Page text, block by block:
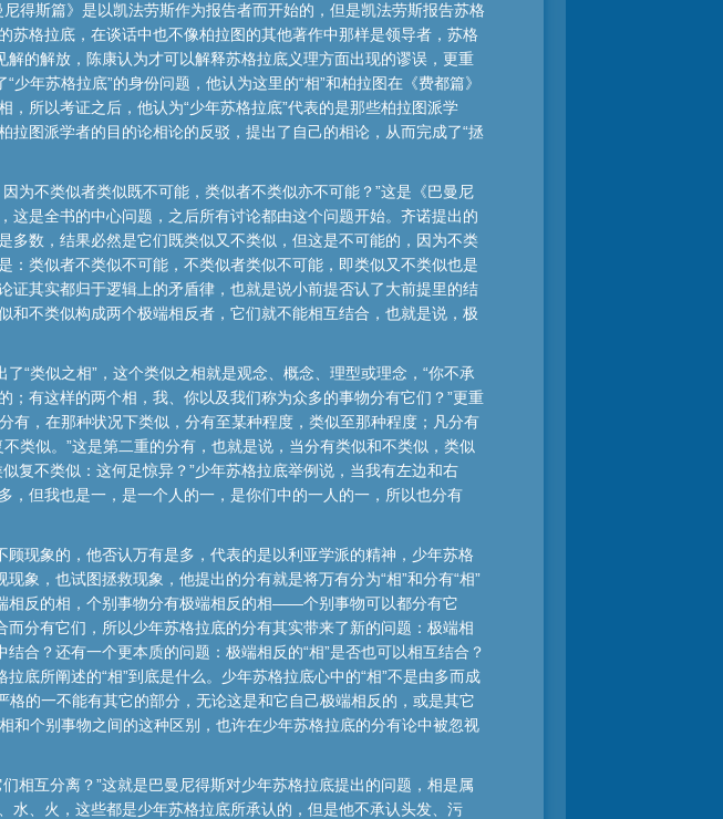
得斯篇》是以凯法劳斯作为报告者而开始的，但是凯法劳斯报告苏格
格拉底，在谈话中也不像柏拉图的其他著作中那样是领导者，苏格
的解放，陈康认为才可以解释苏格拉底义理方面出现的谬误，更重
年苏格拉底”的身份问题，他认为这里的“相”和柏拉图在《费都篇》
所以考证之后，他认为“少年苏格拉底”代表的是那些柏拉图派学
图派学者的目的论相论的反驳，提出了自己的相论，从而完成了“拯
为不类似者类似既不可能，类似者不类似亦不可能？”这是《巴曼尼
是全书的中心问题，之后所有讨论都由这个问题开始。齐诺提出的
数，结果必然是它们既类似又不类似，但这是不可能的，因为不类
类似者不类似不可能，不类似者类似不可能，即类似又不类似也是
其实都归于逻辑上的矛盾律，也就是说小前提否认了大前提里的结
不类似构成两个极端相反者，它们就不能相互结合，也就是说，极
“类似之相”，这个类似之相就是观念、概念、理型或理念，“你不承
有这样的两个相，我、你以及我们称为众多的事物分有它们？”更重
有，在那种状况下类似，分有至某种程度，类似至那种程度；凡分有
类似。”这是第二重的分有，也就是说，当分有类似和不类似，类似
复不类似：这何足惊异？”少年苏格拉底举例说，当我有左边和右
但我也是一，是一个人的一，是你们中的一人的一，所以也分有
顾现象的，他否认万有是多，代表的是以利亚学派的精神，少年苏格
象，也试图拯救现象，他提出的分有就是将万有分为“相”和分有“相”
相反的相，个别事物分有极端相反的相——个别事物可以都分有它
而分有它们，所以少年苏格拉底的分有其实带来了新的问题：极端相
结合？还有一个更本质的问题：极端相反的“相”是否也可以相互结合？
底所阐述的“相”到底是什么。少年苏格拉底心中的“相”不是由多而成
格的一不能有其它的部分，无论这是和它自己极端相反的，或是其它
和个别事物之间的这种区别，也许在少年苏格拉底的分有论中被忽视
相互分离？”这就是巴曼尼得斯对少年苏格拉底提出的问题，相是属
、火，这些都是少年苏格拉底所承认的，但是他不承认头发、污